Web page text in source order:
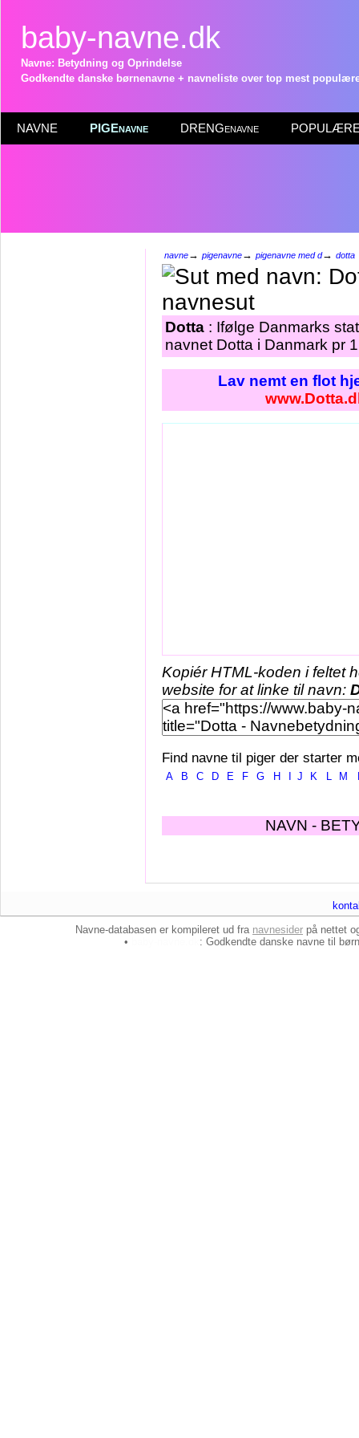
baby-navne.dk
Navne: Betydning og Oprindelse
Godkendte danske børnenavne + navneliste over top mest
NAVNE PIGEnavne DRENGenavne POPULÆRE
navne→ pigenavne→ pigenavne med d→ dotta
Dotta : Ifølge Danmarks
navnet Dotta i Danmark pr
Lav nemt en flot
Kopiér HTML-koden i feltet
website for at linke til navn:
Find navne til piger der starter
A B C D E F G H J K L M
NAVN -
Navne-databasen er kompileret ud fra navnesider på nettet
•
: Godkendte danske navne til børn